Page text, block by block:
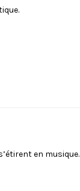
en musique.